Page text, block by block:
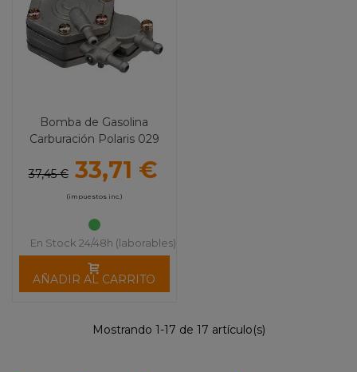
Bomba de Gasolina
Carburación Polaris 029
37,45 € 33,71 €
(impuestos inc.)
En Stock 24/48h (laborables)
AÑADIR AL CARRITO
Mostrando 1-17 de 17 artículo(s)